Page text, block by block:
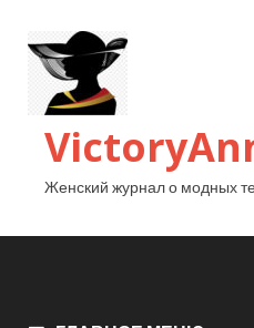
Женский журнал о модных